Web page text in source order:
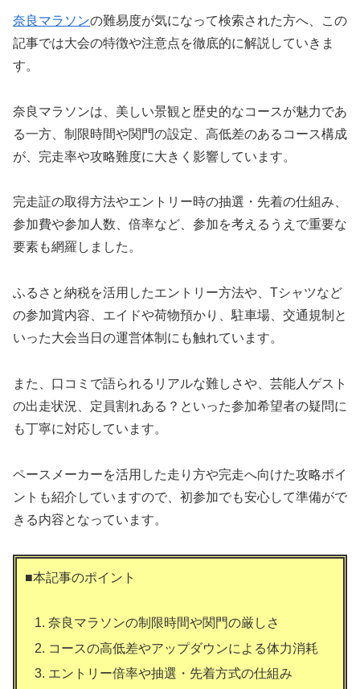
奈良マラソンの難易度が気になって検索された方へ、この
記事では大会の特徴や注意点を徹底的に解説していきま
す。
奈良マラソンは、美しい景観と歴史的なコースが魅力であ
る一方、制限時間や関門の設定、高低差のあるコース構成
が、完走率や攻略難度に大きく影響しています。
完走証の取得方法やエントリー時の抽選・先着の仕組み、
参加費や参加人数、倍率など、参加を考えるうえで重要な
要素も網羅しました。
ふるさと納税を活用したエントリー方法や、Tシャツなど
の参加賞内容、エイドや荷物預かり、駐車場、交通規制と
いった大会当日の運営体制にも触れています。
また、口コミで語られるリアルな難しさや、芸能人ゲスト
の出走状況、定員割れある？といった参加希望者の疑問に
も丁寧に対応しています。
ペースメーカーを活用した走り方や完走へ向けた攻略ポイ
ントも紹介していますので、初参加でも安心して準備がで
きる内容となっています。
■本記事のポイント
奈良マラソンの制限時間や関門の厳しさ
コースの高低差やアップダウンによる体力消耗
エントリー倍率や抽選・先着方式の仕組み